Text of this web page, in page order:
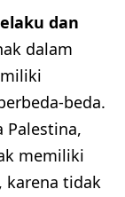
dan
dalam
beda.
Palestina,
memiliki
karena tidak